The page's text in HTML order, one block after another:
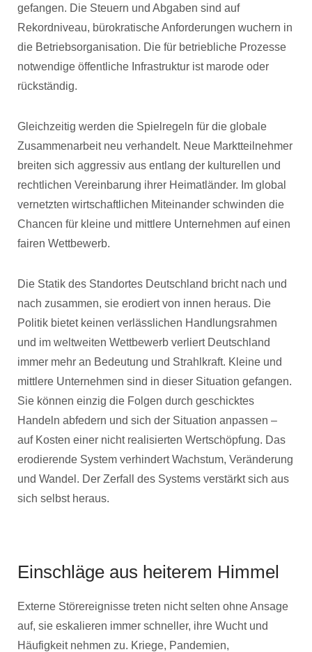
gefangen. Die Steuern und Abgaben sind auf
Rekordniveau, bürokratische Anforderungen wuchern in
die Betriebsorganisation. Die für betriebliche Prozesse
notwendige öffentliche Infrastruktur ist marode oder
rückständig.
Gleichzeitig werden die Spielregeln für die globale
Zusammenarbeit neu verhandelt. Neue Marktteilnehmer
breiten sich aggressiv aus entlang der kulturellen und
rechtlichen Vereinbarung ihrer Heimatländer. Im global
vernetzten wirtschaftlichen Miteinander schwinden die
Chancen für kleine und mittlere Unternehmen auf einen
fairen Wettbewerb.
Die Statik des Standortes Deutschland bricht nach und
nach zusammen, sie erodiert von innen heraus. Die
Politik bietet keinen verlässlichen Handlungsrahmen
und im weltweiten Wettbewerb verliert Deutschland
immer mehr an Bedeutung und Strahlkraft. Kleine und
mittlere Unternehmen sind in dieser Situation gefangen.
Sie können einzig die Folgen durch geschicktes
Handeln abfedern und sich der Situation anpassen –
auf Kosten einer nicht realisierten Wertschöpfung. Das
erodierende System verhindert Wachstum, Veränderung
und Wandel. Der Zerfall des Systems verstärkt sich aus
sich selbst heraus.
Einschläge aus heiterem Himmel
Externe Störereignisse treten nicht selten ohne Ansage
auf, sie eskalieren immer schneller, ihre Wucht und
Häufigkeit nehmen zu. Kriege, Pandemien,